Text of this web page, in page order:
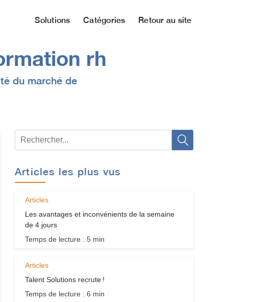
Solutions Catégories Retour au site
rh
du marché de
Articles les plus vus
Articles
Les avantages et inconvénients de la semaine
de 4 jours
Temps de lecture : 5 min
Articles
Talent Solutions recrute !
Temps de lecture : 6 min